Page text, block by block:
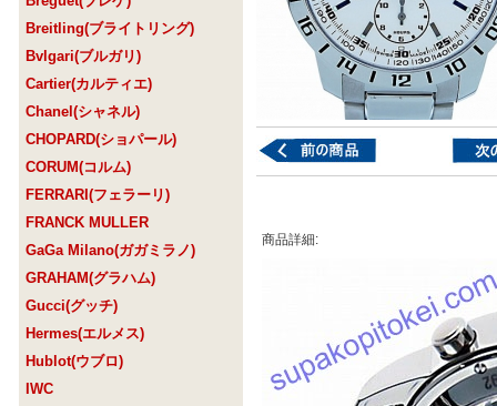
Breitling(ブライトリング)
Bvlgari(ブルガリ)
Cartier(カルティエ)
Chanel(シャネル)
CHOPARD(ショパール)
CORUM(コルム)
FERRARI(フェラーリ)
FRANCK MULLER
GaGa Milano(ガガミラノ)
GRAHAM(グラハム)
Gucci(グッチ)
Hermes(エルメス)
Hublot(ウブロ)
IWC
商品詳細: